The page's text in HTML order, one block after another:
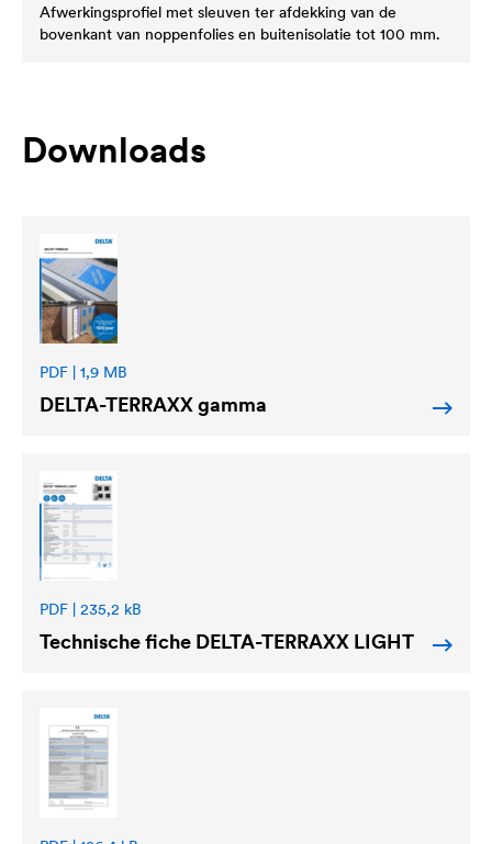
Afwerkingsprofiel met sleuven ter afdekking van de
bovenkant van noppenfolies en buitenisolatie tot 100 mm.
Downloads
PDF | 1,9 MB
DELTA-TERRAXX gamma
PDF | 235,2 kB
Technische fiche DELTA-TERRAXX LIGHT